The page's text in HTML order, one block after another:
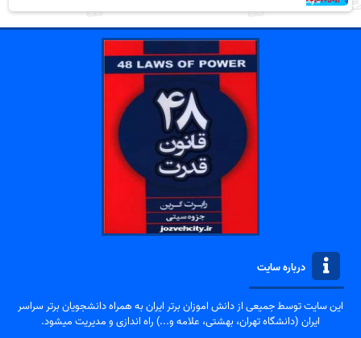
درباره سایت
این سایت توسط جمیعی از دانش اموزان برتر ایران به همراه دانشجویان برتر سراسر
ایران (دانشگاه تهران، بهشتی، علامه و...) راه اندازی و مدیریت میشود.